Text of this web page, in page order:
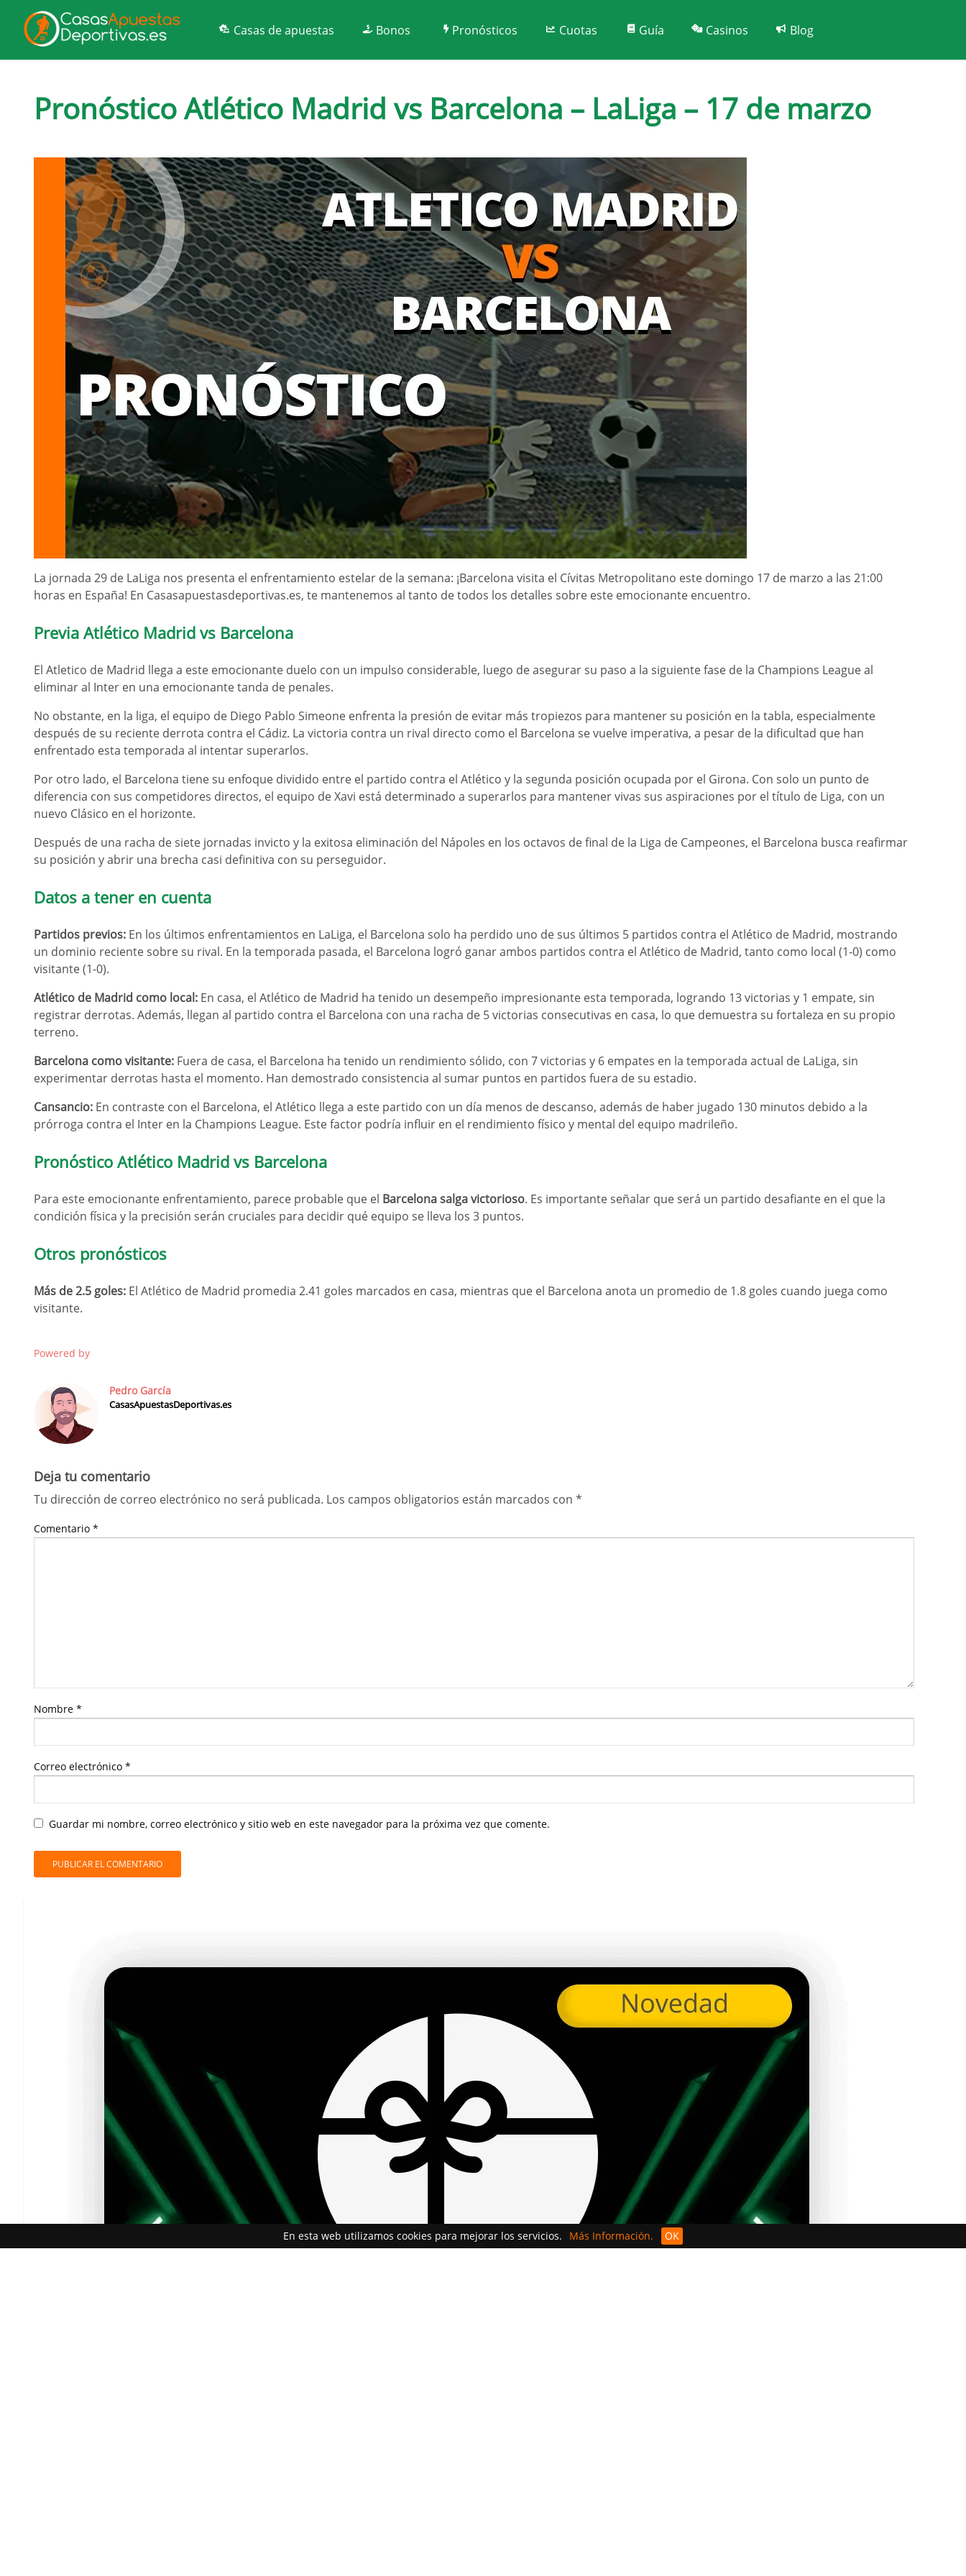
En esta web utilizamos cookies para mejorar los servicios. Más Información. OK
Este sitio web es sólo
para mayores de edad.
¿Tienes más de 18 años?
Casas de apuestas Bonos Pronósticos Cuotas Guía Casinos Blog
Pronóstico Atlético Madrid vs Barcelona – LaLiga – 17 de marzo
La jornada 29 de LaLiga nos presenta el enfrentamiento estelar de la semana: ¡Barcelona visita el Cívitas Metropolitano este domingo 17 de marzo a las 21:00
horas en España! En Casasapuestasdeportivas.es, te mantenemos al tanto de todos los detalles sobre este emocionante encuentro.
Previa Atlético Madrid vs Barcelona
El Atletico de Madrid llega a este emocionante duelo con un impulso considerable, luego de asegurar su paso a la siguiente fase de la Champions League al
eliminar al Inter en una emocionante tanda de penales.
No obstante, en la liga, el equipo de Diego Pablo Simeone enfrenta la presión de evitar más tropiezos para mantener su posición en la tabla, especialmente
después de su reciente derrota contra el Cádiz. La victoria contra un rival directo como el Barcelona se vuelve imperativa, a pesar de la dificultad que han
enfrentado esta temporada al intentar superarlos.
Por otro lado, el Barcelona tiene su enfoque dividido entre el partido contra el Atlético y la segunda posición ocupada por el Girona. Con solo un punto de
diferencia con sus competidores directos, el equipo de Xavi está determinado a superarlos para mantener vivas sus aspiraciones por el título de Liga, con un
nuevo Clásico en el horizonte.
Después de una racha de siete jornadas invicto y la exitosa eliminación del Nápoles en los octavos de final de la Liga de Campeones, el Barcelona busca reafirmar
su posición y abrir una brecha casi definitiva con su perseguidor.
Datos a tener en cuenta
Partidos previos: En los últimos enfrentamientos en LaLiga, el Barcelona solo ha perdido uno de sus últimos 5 partidos contra el Atlético de Madrid, mostrando
un dominio reciente sobre su rival. En la temporada pasada, el Barcelona logró ganar ambos partidos contra el Atlético de Madrid, tanto como local (1-0) como
visitante (1-0).
Atlético de Madrid como local: En casa, el Atlético de Madrid ha tenido un desempeño impresionante esta temporada, logrando 13 victorias y 1 empate, sin
registrar derrotas. Además, llegan al partido contra el Barcelona con una racha de 5 victorias consecutivas en casa, lo que demuestra su fortaleza en su propio
terreno.
Barcelona como visitante: Fuera de casa, el Barcelona ha tenido un rendimiento sólido, con 7 victorias y 6 empates en la temporada actual de LaLiga, sin
experimentar derrotas hasta el momento. Han demostrado consistencia al sumar puntos en partidos fuera de su estadio.
Cansancio: En contraste con el Barcelona, el Atlético llega a este partido con un día menos de descanso, además de haber jugado 130 minutos debido a la
prórroga contra el Inter en la Champions League. Este factor podría influir en el rendimiento físico y mental del equipo madrileño.
Pronóstico Atlético Madrid vs Barcelona
Para este emocionante enfrentamiento, parece probable que el Barcelona salga victorioso. Es importante señalar que será un partido desafiante en el que la
condición física y la precisión serán cruciales para decidir qué equipo se lleva los 3 puntos.
Otros pronósticos
Más de 2.5 goles: El Atlético de Madrid promedia 2.41 goles marcados en casa, mientras que el Barcelona anota un promedio de 1.8 goles cuando juega como
visitante.
Powered by
Pedro García
CasasApuestasDeportivas.es
Deja tu comentario
Tu dirección de correo electrónico no será publicada. Los campos obligatorios están marcados con *
Comentario *
Nombre *
Correo electrónico *
Guardar mi nombre, correo electrónico y sitio web en este navegador para la próxima vez que comente.